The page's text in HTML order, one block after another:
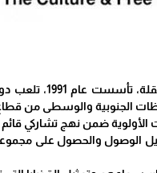
جمعية الثقافة والفكر
الجنوبية والوسطى من قطاع
الوصول والحصول على